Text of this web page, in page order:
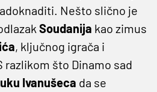
Nešto slično je
Soudanija kao zimus
, ključnog igrača i
što Dinamo sad
Ivanušeca da se